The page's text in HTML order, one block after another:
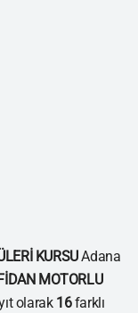
KURSUAdana
MOTORLU
olarak 16farklı